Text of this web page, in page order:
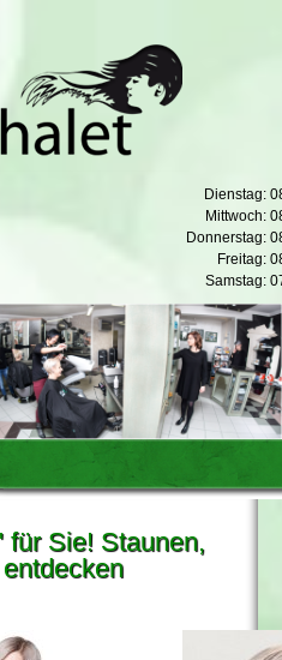
Dienstag:
Mittwoch:
Donnerstag:
Freitag:
Samstag:
für Sie! Staunen,